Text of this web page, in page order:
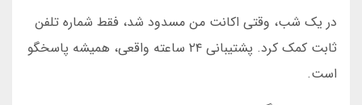
در یک شب، وقتی اکانت من مسدود شد، فقط شماره تلفن
ثابت کمک کرد. پشتیبانی ۲۴ ساعته واقعی، همیشه پاسخگو
است.